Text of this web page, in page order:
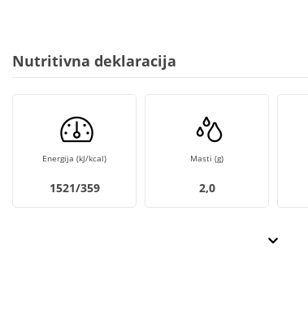
Nutritivna deklaracija
Energija (kJ/kcal)
1521/359
Masti (g)
2,0